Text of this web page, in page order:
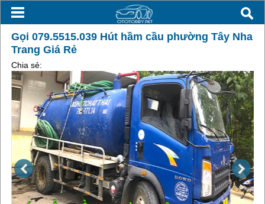
Gọi 079.5515.039 Hút hầm cầu phường Tây Nha
Trang Giá Rẻ
Chia sẻ: